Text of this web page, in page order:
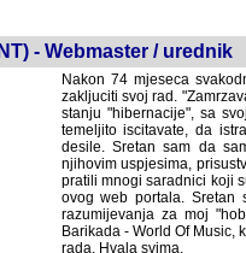
- Webmaster / urednik
Nakon 74 mjeseca
zakljuciti svoj rad.
stanju "hibernacije", sa
temeljito iscitavate, da
Sretan sam da sam u
uspjesima, prisustvovati
mnogi saradnici koji su
web portala. Sretan
razumijevanja za moj
Barikada - World Of
rada. Hvala svima.